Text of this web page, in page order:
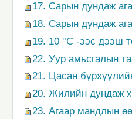
17. Сарын дундаж
18. Сарын дундаж
19. 10 °С -ээс дээш
22. Уур амьсгалын
21. Цасан
20. Жилийн дундаж
23. Агаар мандлын